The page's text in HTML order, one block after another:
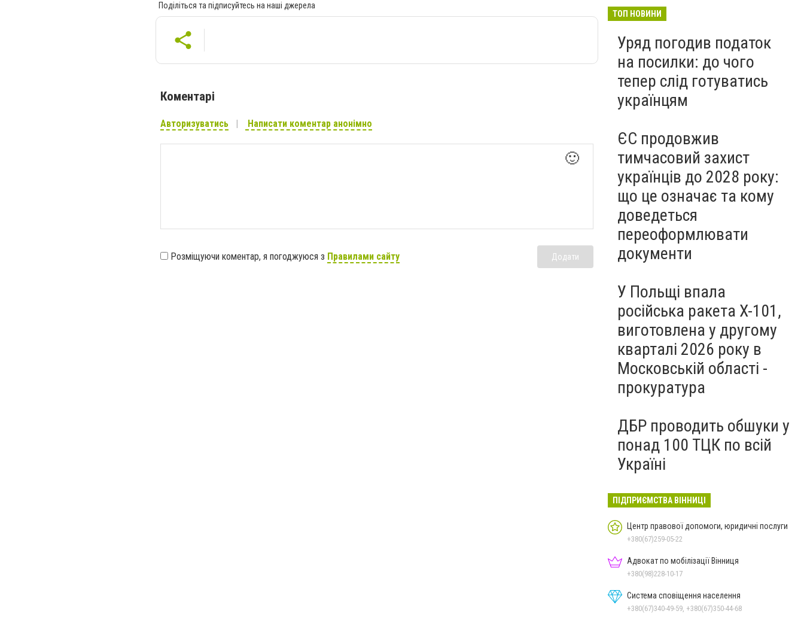
Поділіться та підписуйтесь на наші джерела
Коментарі
Авторизуватись Написати коментар анонімно
🙂
Розміщуючи коментар, я погоджуюся з Правилами сайту Додати
ТОП НОВИНИ
Уряд погодив податок
на посилки: до чого
тепер слід готуватись
українцям
ЄС продовжив
тимчасовий захист
українців до 2028 року:
що це означає та кому
доведеться
переоформлювати
документи
У Польщі впала
російська ракета X-101,
виготовлена у другому
кварталі 2026 року в
Московській області -
прокуратура
ДБР проводить обшуки у
понад 100 ТЦК по всій
Україні
ПІДПРИЄМСТВА ВІННИЦІ
Центр правової допомоги, юридичні послуги
+380(67)259-05-22
Адвокат по мобілізації Вінниця
+380(98)228-10-17
Система сповіщення населення
+380(67)340-49-59, +380(67)350-44-68